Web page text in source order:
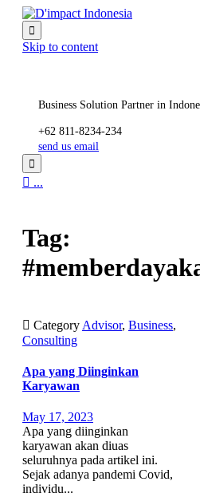

Skip to content
Business Solution Partner in
+62 811-8234-234
send us email

 ...
Tag:
 Category Advisor, Business,
Consulting
Apa yang Diinginkan
Karyawan
May 17, 2023
Apa yang diinginkan
karyawan akan diuas
seluruhnya pada artikel ini.
Sejak adanya pandemi Covid,
individu...